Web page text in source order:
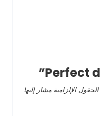
الحقول الإلزامية مشار إليها